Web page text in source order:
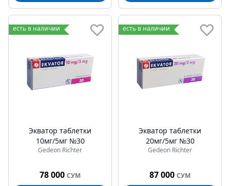
есть в наличии
Экватор таблетки
10мг/5мг №30
Gedeon Richter
78 000 СУМ
есть в наличии
Экватор таблетки
20мг/5мг №30
Gedeon Richter
87 000 СУМ